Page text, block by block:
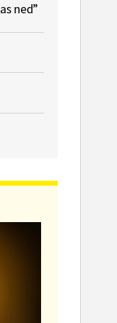
ned”